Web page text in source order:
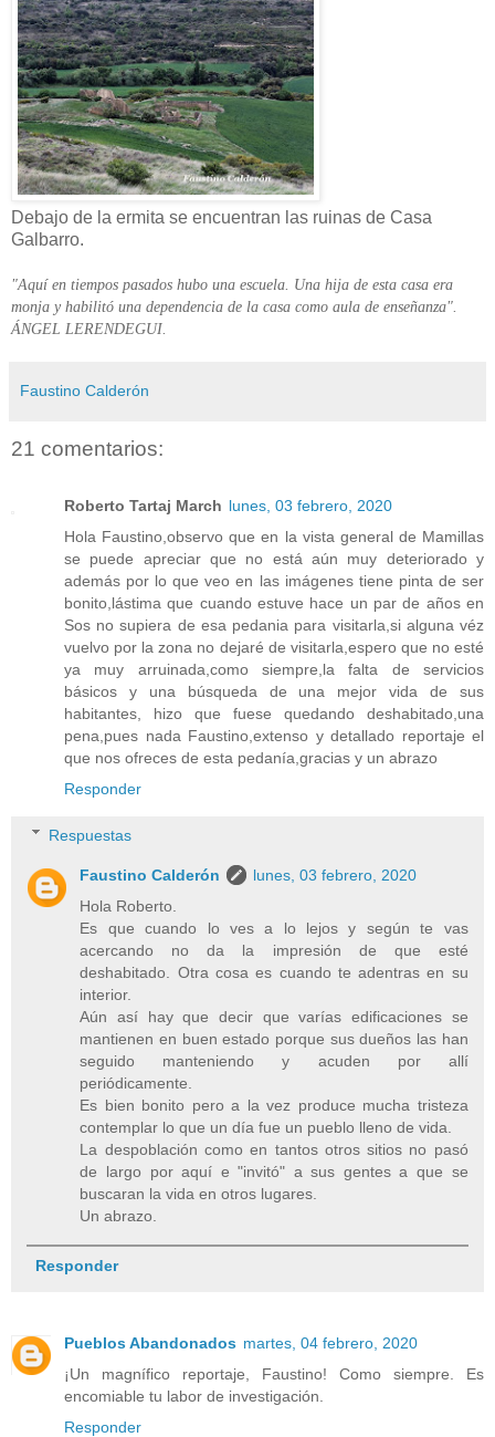
Debajo de la ermita se encuentran las ruinas de Casa
Galbarro.
"Aquí en tiempos pasados hubo una escuela. Una hija de esta casa era
monja y habilitó una dependencia de la casa como aula de enseñanza".
ÁNGEL LERENDEGUI.
Faustino Calderón
21 comentarios:
Roberto Tartaj March lunes, 03 febrero, 2020
Hola Faustino,observo que en la vista general de Mamillas
se puede apreciar que no está aún muy deteriorado y
además por lo que veo en las imágenes tiene pinta de ser
bonito,lástima que cuando estuve hace un par de años en
Sos no supiera de esa pedania para visitarla,si alguna véz
vuelvo por la zona no dejaré de visitarla,espero que no esté
ya muy arruinada,como siempre,la falta de servicios
básicos y una búsqueda de una mejor vida de sus
habitantes, hizo que fuese quedando deshabitado,una
pena,pues nada Faustino,extenso y detallado reportaje el
que nos ofreces de esta pedanía,gracias y un abrazo
Responder
Respuestas
Faustino Calderón
lunes, 03 febrero, 2020
Hola Roberto.
Es que cuando lo ves a lo lejos y según te vas
acercando no da la impresión de que esté
deshabitado. Otra cosa es cuando te adentras en su
interior.
Aún así hay que decir que varías edificaciones se
mantienen en buen estado porque sus dueños las han
seguido manteniendo y acuden por allí
periódicamente.
Es bien bonito pero a la vez produce mucha tristeza
contemplar lo que un día fue un pueblo lleno de vida.
La despoblación como en tantos otros sitios no pasó
de largo por aquí e "invitó" a sus gentes a que se
buscaran la vida en otros lugares.
Un abrazo.
Responder
Pueblos Abandonados martes, 04 febrero, 2020
¡Un magnífico reportaje, Faustino! Como siempre. Es
encomiable tu labor de investigación.
Responder